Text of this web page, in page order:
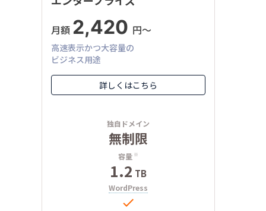
月額 2,420 円〜
高速表示かつ大容量の
ビジネス用途
詳しくはこちら
独自ドメイン
無制限
容量 ※
1.2 TB
WordPress
